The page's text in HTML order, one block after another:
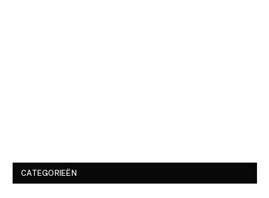
CATEGORIEËN